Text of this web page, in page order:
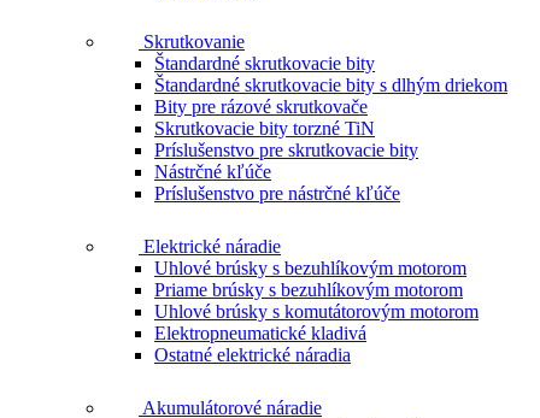
Skrutkovanie
Štandardné skrutkovacie bity
Štandardné skrutkovacie bity s dlhým driekom
Bity pre rázové skrutkovače
Skrutkovacie bity torzné TiN
Príslušenstvo pre skrutkovacie bity
Nástrčné kľúče
Príslušenstvo pre nástrčné kľúče
Elektrické náradie
Uhlové brúsky s bezuhlíkovým motorom
Priame brúsky s bezuhlíkovým motorom
Uhlové brúsky s komutátorovým motorom
Elektropneumatické kladivá
Ostatné elektrické náradia
Akumulátorové náradie